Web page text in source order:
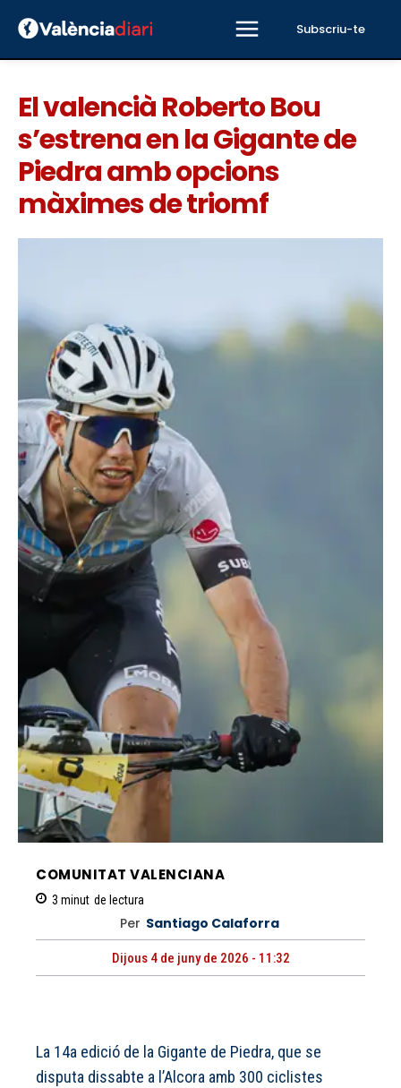
Subscriu-te
El valencià Roberto Bou
s’estrena en la Gigante de
Piedra amb opcions
màximes de triomf
COMUNITAT VALENCIANA
3 minut de lectura
Per Santiago Calaforra
Dijous 4 de juny de 2026 - 11:32
La 14a edició de la Gigante de Piedra, que se
disputa dissabte a l’Alcora amb 300 ciclistes